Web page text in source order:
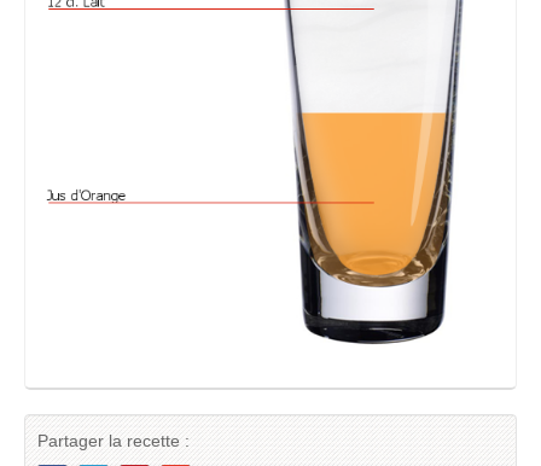
Partager la recette :